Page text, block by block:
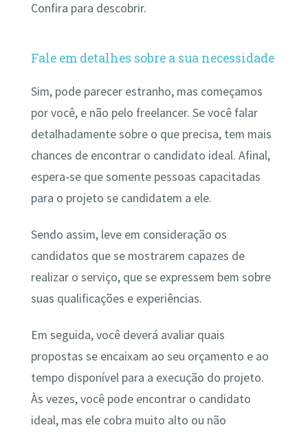
Confira para descobrir.
Fale em detalhes sobre a sua necessidade
Sim, pode parecer estranho, mas começamos
por você, e não pelo freelancer. Se você falar
detalhadamente sobre o que precisa, tem mais
chances de encontrar o candidato ideal. Afinal,
espera-se que somente pessoas capacitadas
para o projeto se candidatem a ele.
Sendo assim, leve em consideração os
candidatos que se mostrarem capazes de
realizar o serviço, que se expressem bem sobre
suas qualificações e experiências.
Em seguida, você deverá avaliar quais
propostas se encaixam ao seu orçamento e ao
tempo disponível para a execução do projeto.
Às vezes, você pode encontrar o candidato
ideal, mas ele cobra muito alto ou não